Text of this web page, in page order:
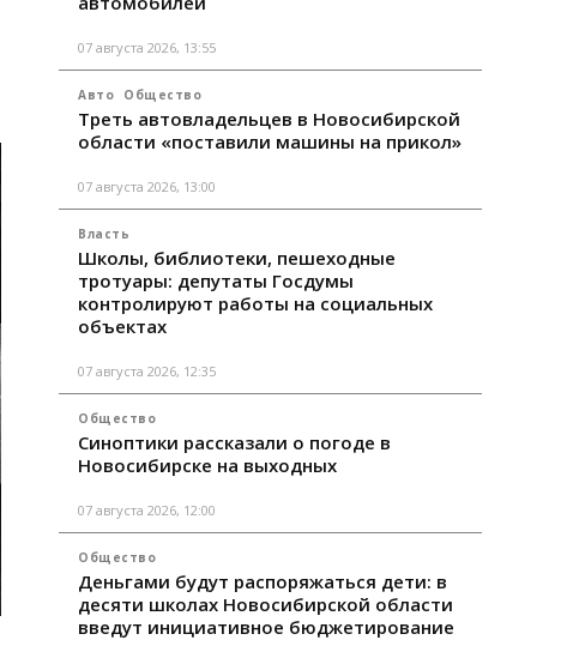
07 августа 2026, 13:55
Авто Общество
Треть автовладельцев в Новосибирской
области «поставили машины на прикол»
07 августа 2026, 13:00
Власть
Школы, библиотеки, пешеходные
тротуары: депутаты Госдумы
контролируют работы на социальных
объектах
07 августа 2026, 12:35
Общество
Синоптики рассказали о погоде в
Новосибирске на выходных
07 августа 2026, 12:00
Общество
Деньгами будут распоряжаться дети: в
десяти школах Новосибирской области
введут инициативное бюджетирование